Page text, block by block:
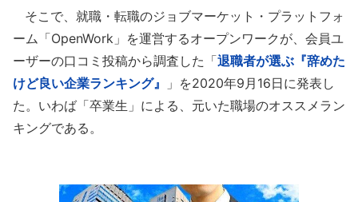
そこで、就職・転職のジョブマーケット・プラットフォ
ーム「OpenWork」を運営するオープンワークが、会員ユ
ーザーの口コミ投稿から調査した「退職者が選ぶ『辞めた
けど良い企業ランキング』
」を2020年9月16日に発表し
た。いわば「卒業生」による、元いた職場のオススメラン
キングである。